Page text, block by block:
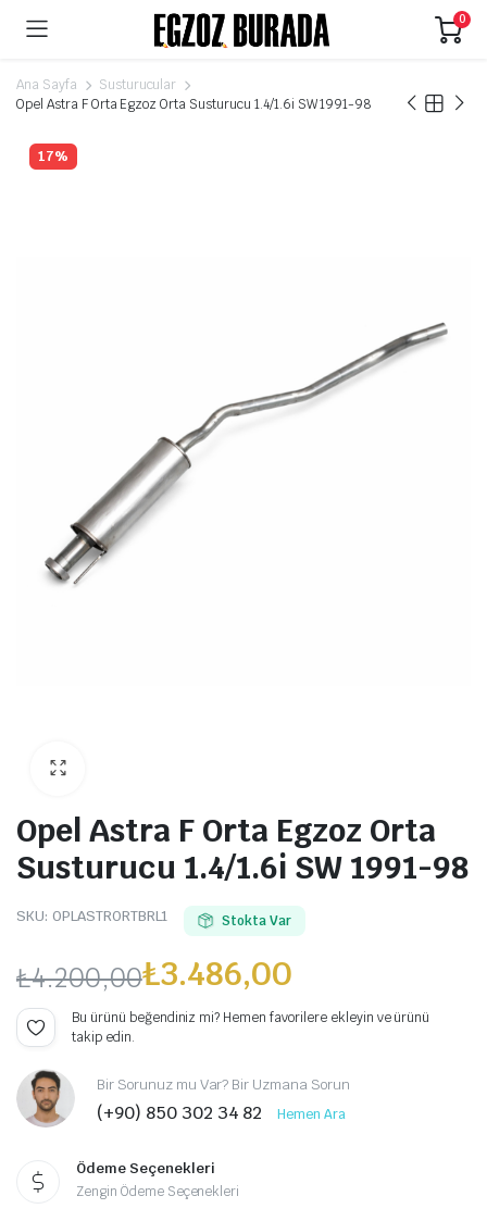
0
Ana Sayfa
Susturucular
Opel Astra F Orta Egzoz Orta Susturucu 1.4/1.6i SW 1991-98
17%
Opel Astra F Orta Egzoz Orta
Susturucu 1.4/1.6i SW 1991-98
SKU: OPLASTRORTBRL1 Stokta Var
₺4.200,00
Orijinal
fiyat:
₺4.200,00.
₺3.486,00
Şu
andaki
fiyat:
₺3.486,00.
Bu ürünü beğendiniz mi? Hemen favorilere ekleyin ve ürünü
takip edin.
Bir Sorunuz mu Var? Bir Uzmana Sorun
(+90) 850 302 34 82 Hemen Ara
Ödeme Seçenekleri
Zengin Ödeme Seçenekleri